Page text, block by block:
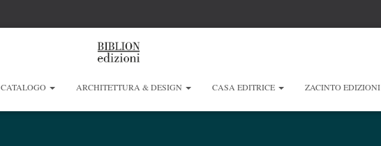
CATALOGO ARCHITETTURA & DESIGN CASA EDITRICE ZACINTO EDIZIONI